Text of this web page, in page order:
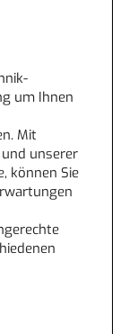
um Ihnen
Mit
unserer
können Sie